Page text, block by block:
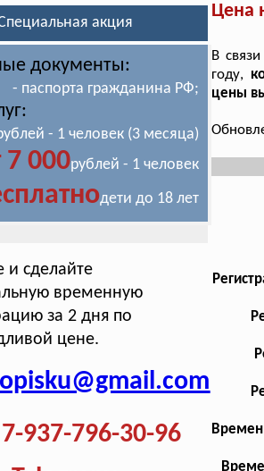
акция
документы:
- паспорта гражданина РФ;
- 1 человек (3 месяца)
7 000рублей - 1 человек
дети до 18 лет
и сделайте
временную
за 2 дня по
цене.
937-796-30-96
Цена
В
году,
цены